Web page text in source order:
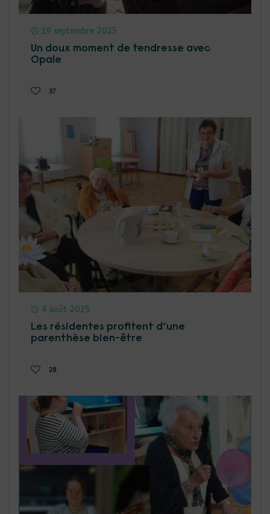
19 septembre 2025
Un doux moment de tendresse avec
Opale
37
4 août 2025
Les résidentes profitent d’une
parenthèse bien-être
28